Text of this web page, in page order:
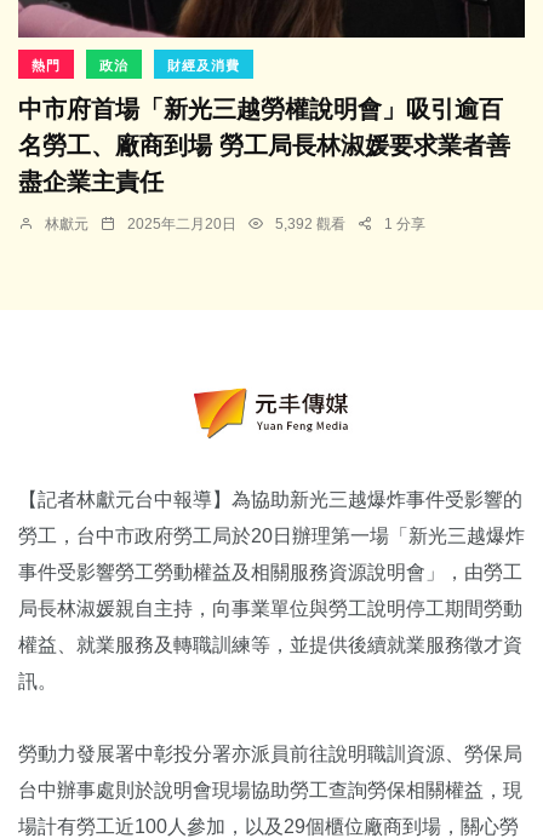
熱門 政治 財經及消費
中市府首場「新光三越勞權說明會」吸引逾百
名勞工、廠商到場 勞工局長林淑媛要求業者善
盡企業主責任
林獻元 2025年二月20日 5,392 觀看 1 分享
【記者林獻元台中報導】為協助新光三越爆炸事件受影響的
勞工，台中市政府勞工局於20日辦理第一場「新光三越爆炸
事件受影響勞工勞動權益及相關服務資源說明會」，由勞工
局長林淑媛親自主持，向事業單位與勞工說明停工期間勞動
權益、就業服務及轉職訓練等，並提供後續就業服務徵才資
訊。
勞動力發展署中彰投分署亦派員前往說明職訓資源、勞保局
台中辦事處則於說明會現場協助勞工查詢勞保相關權益，現
場計有勞工近100人參加，以及29個櫃位廠商到場，關心勞